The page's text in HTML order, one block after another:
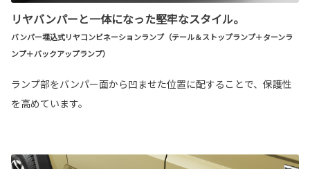
リヤバンパーと一体になった堅牢なスタイル。
バンパー埋込式リヤコンビネーションランプ（テール＆ストップランプ＋ターンラ
ンプ＋バックアップランプ）
ランプ部をバンパー面から凹ませた位置に配することで、保護性
を高めています。